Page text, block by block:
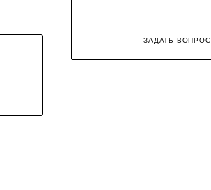
ЗАДАТЬ ВОПРОС